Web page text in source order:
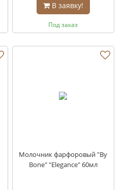
В заявку!
Под заказ
Молочник фарфоровый "By
Bone" "Elegance" 60мл